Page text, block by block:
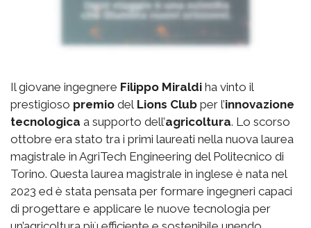
Il giovane ingegnere Filippo Miraldi ha vinto il
prestigioso premio del Lions Club per l’innovazione
tecnologica a supporto dell’agricoltura. Lo scorso
ottobre era stato tra i primi laureati nella nuova laurea
magistrale in AgriTech Engineering del Politecnico di
Torino. Questa laurea magistrale in inglese è nata nel
2023 ed è stata pensata per formare ingegneri capaci
di progettare e applicare le nuove tecnologia per